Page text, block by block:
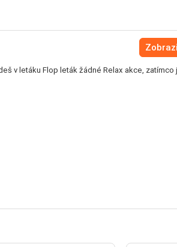
v letáku Flop leták žádné Relax akce, zatímco